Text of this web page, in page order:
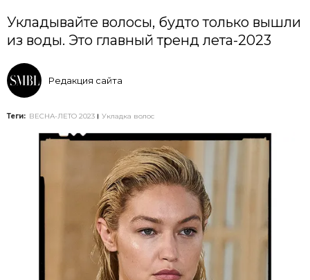
Укладывайте волосы, будто только вышли
из воды. Это главный тренд лета-2023
Редакция сайта
Теги: ВЕСНА-ЛЕТО 2023 Укладка волос